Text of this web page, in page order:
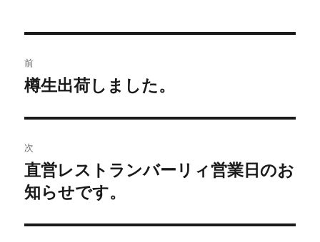
稿
ビ
ゲ
ー
シ
前
過
の
投
稿:
樽生出荷しました。
次
次
の
稿:
直営レストランバーリィ営業日のお
知らせです。